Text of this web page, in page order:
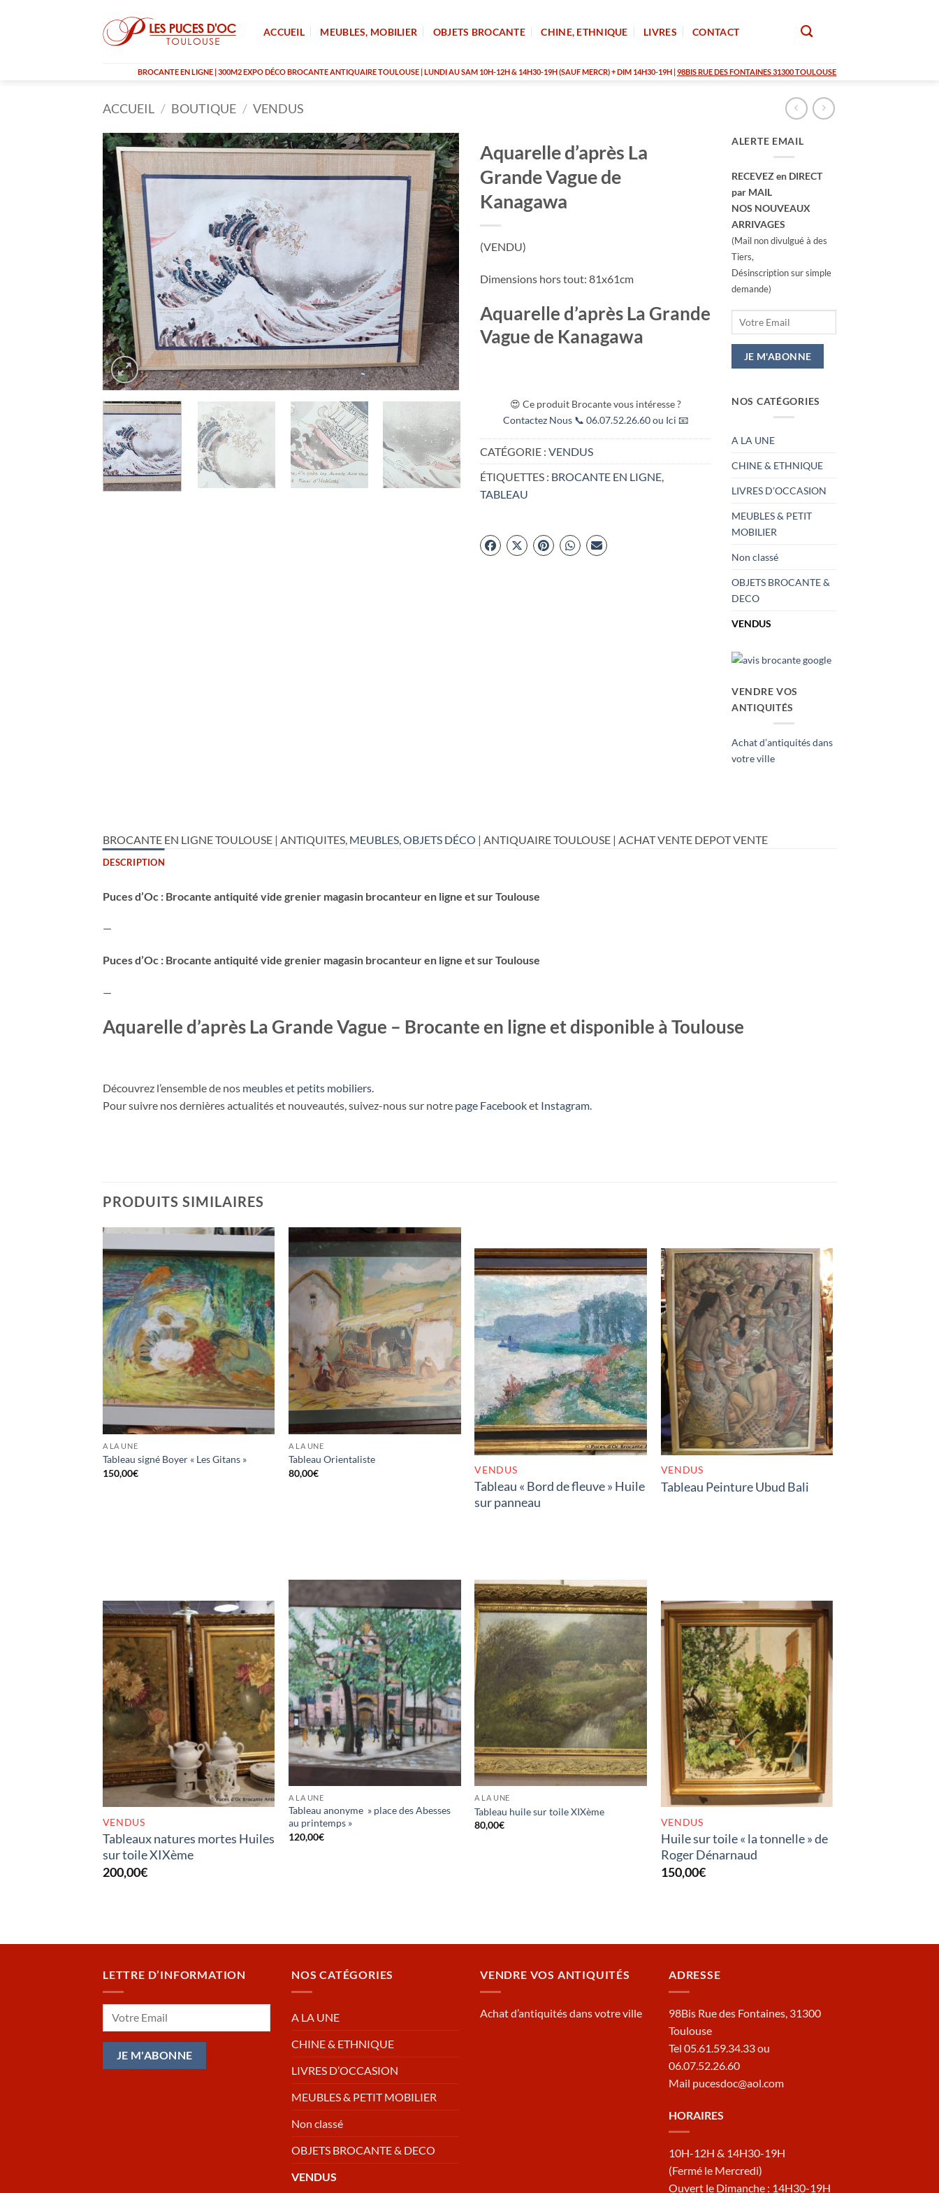
ACCUEIL MEUBLES, MOBILIER OBJETS BROCANTE CHINE, ETHNIQUE LIVRES CONTACT
BROCANTE EN LIGNE | 300M2 EXPO DÉCO BROCANTE ANTIQUAIRE TOULOUSE | LUNDI AU SAM 10H-12H & 14H30-19H (SAUF MERCR) + DIM 14H30-19H |98BIS RUE DES FONTAINES 31300 TOULOUSE
ACCUEIL / BOUTIQUE / VENDUS
Aquarelle d’après La
Grande Vague de
Kanagawa
(VENDU)
Dimensions hors tout: 81x61cm
Aquarelle d’après La Grande
Vague de Kanagawa
😍 Ce produit Brocante vous intéresse ?
Contactez Nous 📞 06.07.52.26.60 ou Ici 📧
CATÉGORIE : VENDUS
ÉTIQUETTES : BROCANTE EN LIGNE,
TABLEAU
ALERTE EMAIL
RECEVEZ en DIRECT
par MAIL
NOS NOUVEAUX
ARRIVAGES
(Mail non divulgué à des
Tiers,
Désinscription sur simple
demande)
NOS CATÉGORIES
A LA UNE
CHINE & ETHNIQUE
LIVRES D’OCCASION
MEUBLES & PETIT
MOBILIER
Non classé
OBJETS BROCANTE &
DECO
VENDUS
VENDRE VOS
ANTIQUITÉS
Achat d’antiquités dans
votre ville
BROCANTE EN LIGNE TOULOUSE | ANTIQUITES, MEUBLES OBJETS DÉCO | ANTIQUAIRE TOULOUSE | ACHAT VENTE DEPOT VENTE
DESCRIPTION
Puces d’Oc : Brocante antiquité vide grenier magasin brocanteur en ligne et sur Toulouse
—
Puces d’Oc : Brocante antiquité vide grenier magasin brocanteur en ligne et sur Toulouse
—
Aquarelle d’après La Grande Vague – Brocante en ligne et disponible à Toulouse
Découvrez l’ensemble de nos meubles et petits mobiliers.
Pour suivre nos dernières actualités et nouveautés, suivez-nous sur notre page Facebooket Instagram.
PRODUITS SIMILAIRES
A LA UNE
Tableau signé Boyer « Les Gitans »
150,00€
A LA UNE
Tableau Orientaliste
80,00€
RUPTURE DE STOCK
VENDUS
Tableau « Bord de fleuve » Huile
sur panneau
RUPTURE DE STOCK
VENDUS
Tableau Peinture Ubud Bali
RUPTURE DE STOCK
VENDUS
Tableaux natures mortes Huiles
sur toile XIXème
200,00€
A LA UNE
Tableau anonyme » place des Abesses
au printemps »
120,00€
A LA UNE
Tableau huile sur toile XIXème
80,00€
RUPTURE DE STOCK
VENDUS
Huile sur toile « la tonnelle » de
Roger Dénarnaud
150,00€
LETTRE D’INFORMATION NOS CATÉGORIES
A LA UNE
CHINE & ETHNIQUE
LIVRES D’OCCASION
MEUBLES & PETIT MOBILIER
Non classé
OBJETS BROCANTE & DECO
VENDUS
VENDRE VOS ANTIQUITÉS
Achat d’antiquités dans votre ville
ADRESSE
98Bis Rue des Fontaines, 31300
Toulouse
Tel 05.61.59.34.33 ou
06.07.52.26.60
Mail pucesdoc@aol.com
HORAIRES
10H-12H & 14H30-19H
(Fermé le Mercredi)
Ouvert le Dimanche : 14H30-19H